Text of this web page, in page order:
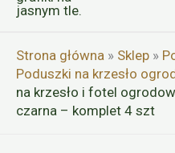
Strona główna » Sklep »
Poduszki na krzesło
na krzesło i fotel
czarna – komplet 4 szt